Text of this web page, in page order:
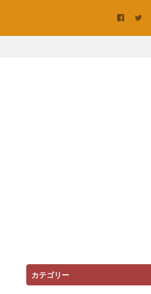
カテゴリー